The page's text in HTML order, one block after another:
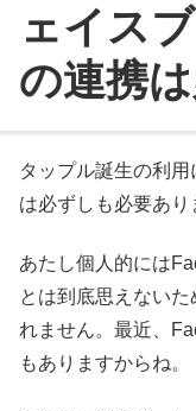
ェイス
の連携
タップル誕生の利
は必ずしも必要あり
あたし個人的には
とは到底思えない
れません。最近、
もありますからね。